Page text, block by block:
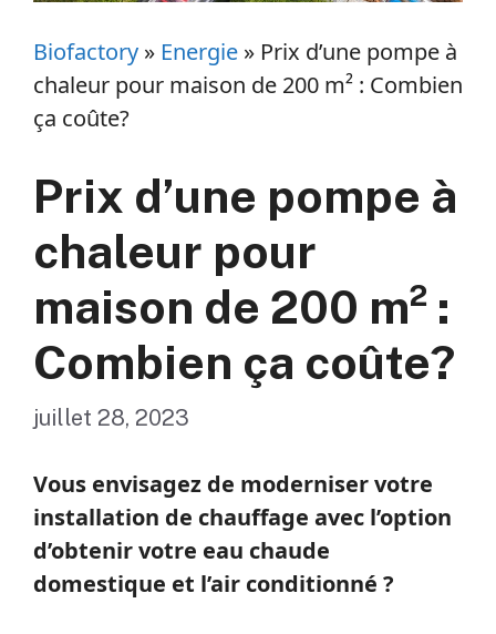
Biofactory » Energie » Prix d’une pompe à
chaleur pour maison de 200 m² : Combien
ça coûte?
Prix d’une pompe à
chaleur pour
maison de 200 m² :
Combien ça coûte?
juillet 28, 2023
Vous envisagez de moderniser votre
installation de chauffage avec l’option
d’obtenir votre eau chaude
domestique et l’air conditionné ?